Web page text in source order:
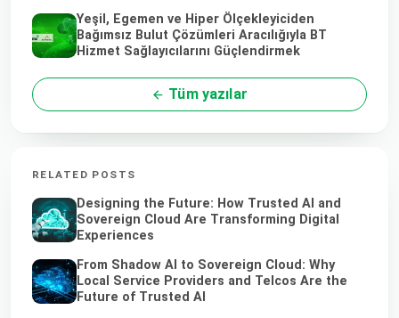
Yeşil, Egemen ve Hiper Ölçekleyiciden
Bağımsız Bulut Çözümleri Aracılığıyla BT
Hizmet Sağlayıcılarını Güçlendirmek
Tüm yazılar
RELATED POSTS
Designing the Future: How Trusted AI and
Sovereign Cloud Are Transforming Digital
Experiences
From Shadow AI to Sovereign Cloud: Why
Local Service Providers and Telcos Are the
Future of Trusted AI